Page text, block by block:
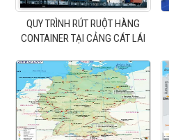
QUY TRÌNH RÚT RUỘT HÀNG
CONTAINER TẠI CẢNG CÁT LÁI